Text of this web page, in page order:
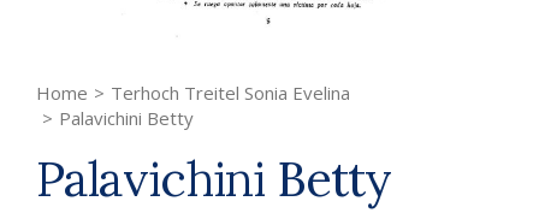
Home > Terhoch Treitel Sonia Evelina
> Palavichini Betty
Palavichini Betty